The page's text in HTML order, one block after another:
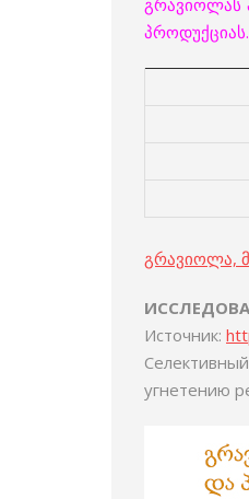
გრავიოლას
გრავიოლა,
Источник:
угнетению